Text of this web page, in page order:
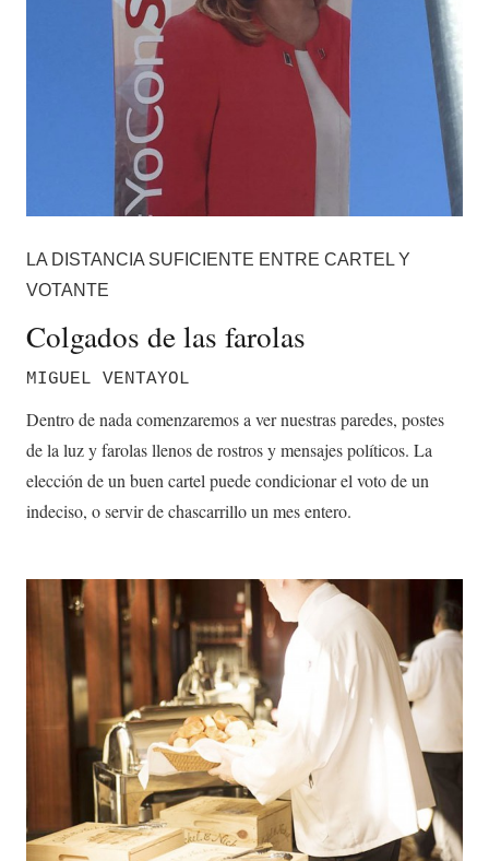
LA DISTANCIA SUFICIENTE ENTRE CARTEL Y
VOTANTE
Colgados de las farolas
MIGUEL VENTAYOL
Dentro de nada comenzaremos a ver nuestras paredes, postes
de la luz y farolas llenos de rostros y mensajes políticos. La
elección de un buen cartel puede condicionar el voto de un
indeciso, o servir de chascarrillo un mes entero.